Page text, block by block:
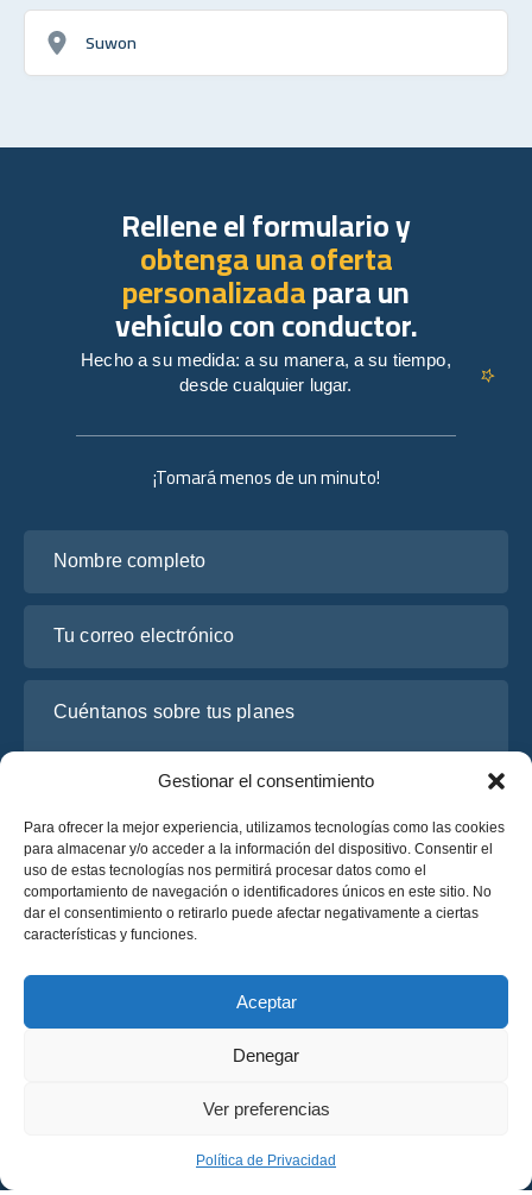
Gestionar el consentimiento
Para ofrecer la mejor experiencia, utilizamos tecnologías como las cookies
para almacenar y/o acceder a la información del dispositivo. Consentir el
uso de estas tecnologías nos permitirá procesar datos como el
comportamiento de navegación o identificadores únicos en este sitio. No
dar el consentimiento o retirarlo puede afectar negativamente a ciertas
características y funciones.
Aceptar
Denegar
Ver preferencias
Política de Privacidad
Suwon
Política de Privacidad
Términos y Condiciones
¡Tomará menos de un minuto!
He leído y acepto la
Solicite un presupuesto
Solicite un presupuesto
Rellene el formulario y
obtenga una oferta
personalizadapara un
vehículo con conductor.
Hecho a su medida: a su manera, a su tiempo,
desde cualquier lugar.